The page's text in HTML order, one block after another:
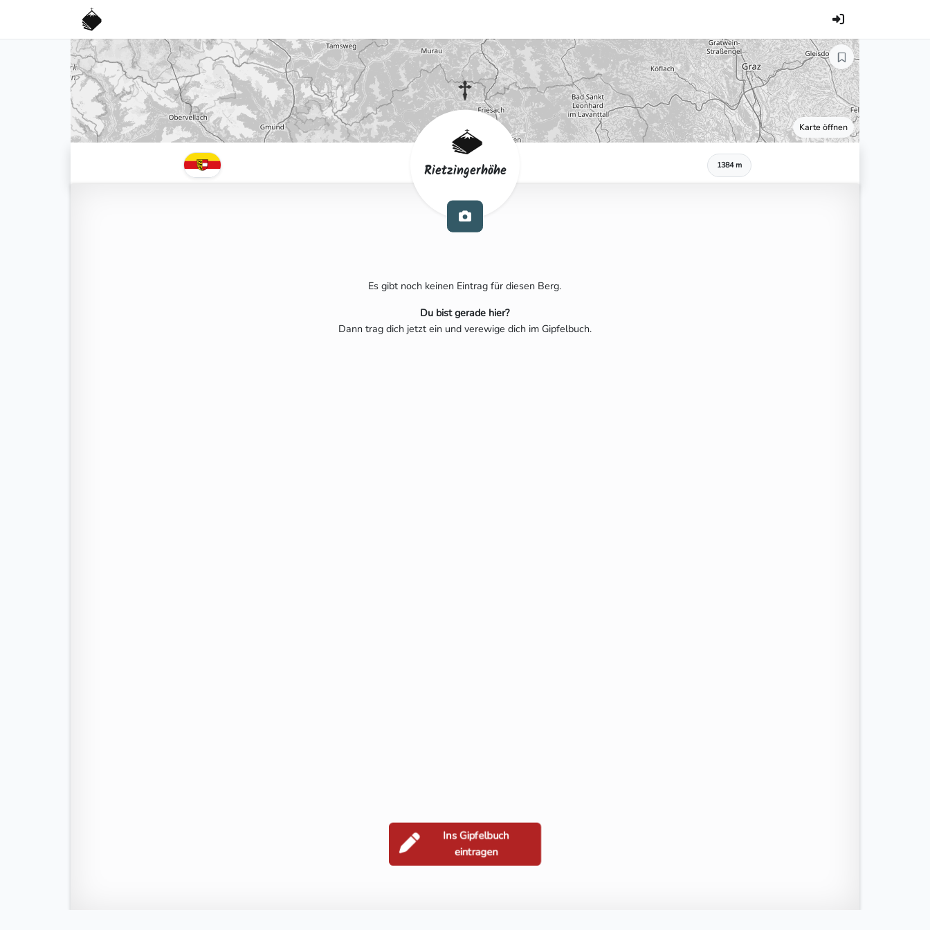
Karte öffnen
Rietzingerhöhe 1384 m
Es gibt noch keinen Eintrag für diesen Berg.
Du bist gerade hier?
Dann trag dich jetzt ein und verewige dich im Gipfelbuch.
Ins Gipfelbuch
eintragen